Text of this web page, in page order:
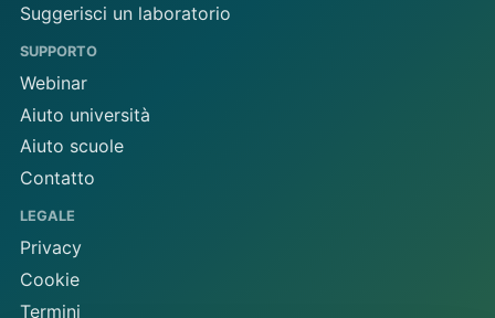
Suggerisci un laboratorio
SUPPORTO
Webinar
Aiuto università
Aiuto scuole
Contatto
LEGALE
Privacy
Cookie
Termini